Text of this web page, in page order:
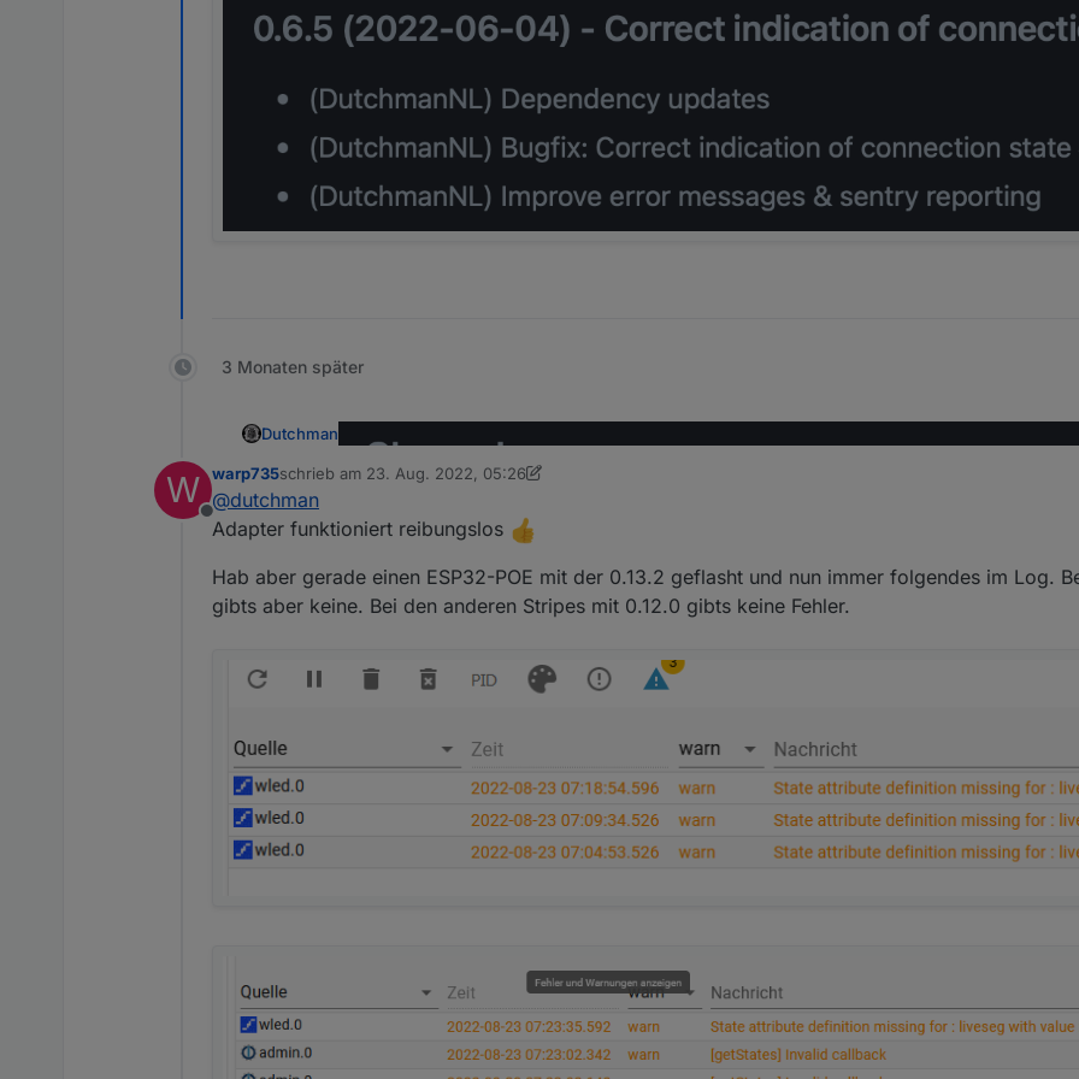
3 Monaten später
Dutchman
W
Offline
warp735schrieb am 23. Aug. 2022, 05:26
zuletzt editiert von warp735
@dutchman
Adapter funktioniert reibungslos
Hab aber gerade einen ESP32-POE mit der 0.13.2 geflasht und nun immer folgendes im Log.
gibts aber keine. Bei den anderen Stripes mit 0.12.0 gibts keine Fehler.